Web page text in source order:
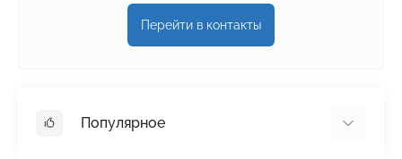
Перейти в контакты
Популярное